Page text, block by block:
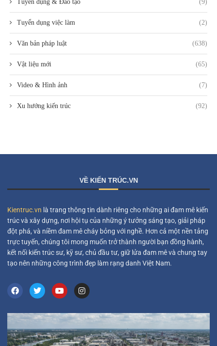
Tuyển dụng & Đào tạo (9)
Tuyển dụng việc làm (2)
Văn bản pháp luật (638)
Vật liệu mới (65)
Video & Hình ảnh (7)
Xu hướng kiến trúc (92)
VỀ KIẾN TRÚC.VN
Kientruc.vn là trang thông tin dành riêng cho những ai đam mê kiến
trúc và xây dựng, nơi hội tụ của những ý tưởng sáng tạo, giải pháp
đột phá, và niềm đam mê cháy bỏng với nghề. Hơn cả một nền tảng
trực tuyến, chúng tôi mong muốn trở thành người bạn đồng hành,
kết nối kiến trúc sư, kỹ sư, chủ đầu tư, giữ lửa đam mê và chung tay
tạo nên những công trình đẹp làm rạng danh Việt Nam.